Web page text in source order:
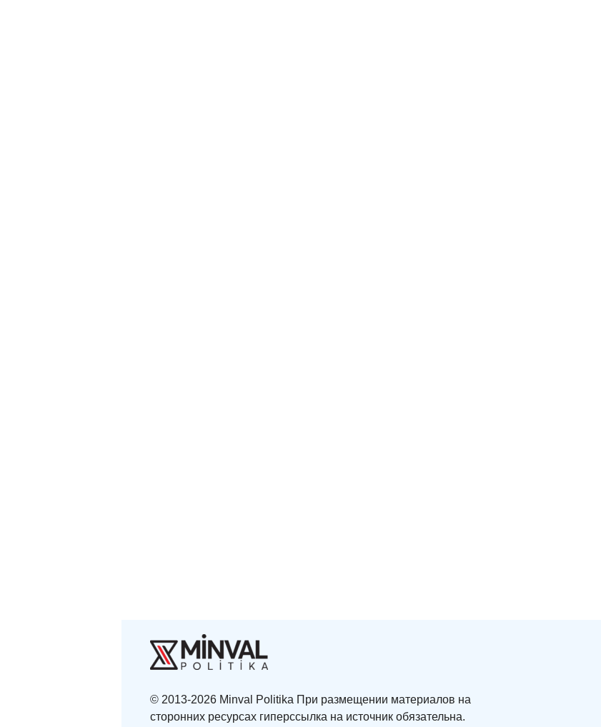
© 2013-2026 Minval Politika При размещении материалов на
сторонних ресурсах гиперссылка на источник обязательна.